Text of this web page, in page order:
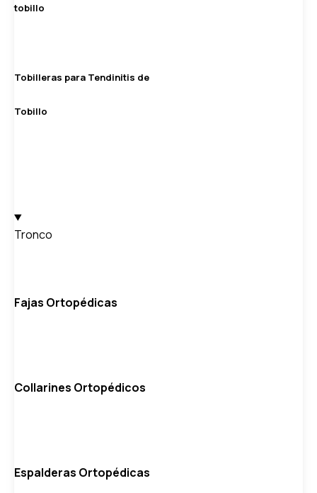
tobillo
Tobilleras para Tendinitis de
Tobillo
Tronco
Fajas Ortopédicas
Collarines Ortopédicos
Espalderas Ortopédicas